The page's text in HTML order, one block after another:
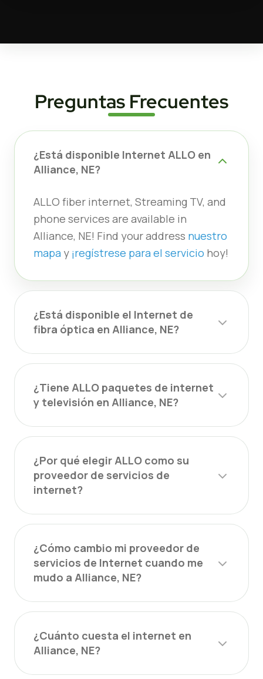
Preguntas Frecuentes
¿Está disponible Internet ALLO en
Alliance, NE?
ALLO fiber internet, Streaming TV, and
phone services are available in
Alliance, NE! Find your address nuestro
mapa y ¡regístrese para el servicio hoy!
¿Está disponible el Internet de
fibra óptica en Alliance, NE?
¿Tiene ALLO paquetes de internet
y televisión en Alliance, NE?
¿Por qué elegir ALLO como su
proveedor de servicios de
internet?
¿Cómo cambio mi proveedor de
servicios de Internet cuando me
mudo a Alliance, NE?
¿Cuánto cuesta el internet en
Alliance, NE?